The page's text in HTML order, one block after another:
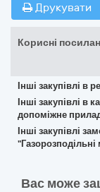
Друкувати
Корисні
Інші закупівлі в
Інші закупівлі в
допоміжне
Інші закупівлі
"Газорозподільні
Вас може